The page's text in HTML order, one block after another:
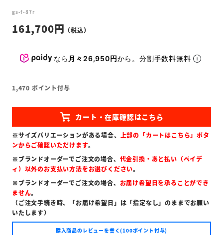
gs-f-87r
161,700
なら 月々26,950円から。分割手数料無料
1,470 ポイント付与
※サイズバリエーションがある場合、 上部の「カートはこちら」ボタ
ンからご確認いただけます。
※ブランドオーダーでご注文の場合、 代金引換・あと払い（ペイデ
ィ）以外のお支払い方法をお選びください。
※ブランドオーダーでご注文の場合、 お届け希望日を承ることができ
ません。
（ご注文手続き時、「お届け希望日」は「指定なし」のままでお願い
いたします）
購入商品のレビューを書く(100ポイント付与)